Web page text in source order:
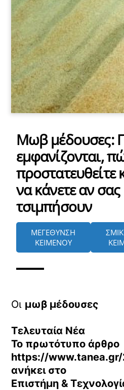
Μωβ μέδουσες:
εμφανίζονται,
προστατευθείτε
να κάνετε αν σας
τσιμπήσουν
ΜΕΓΕΘΥΝΣΗ
ΚΕΙΜΕΝΟΥ
Οι μωβ μέδουσες
Τελευταία Νέα
Το πρωτότυπο άρθρο
https://
ανήκει στο
Επιστήμη &